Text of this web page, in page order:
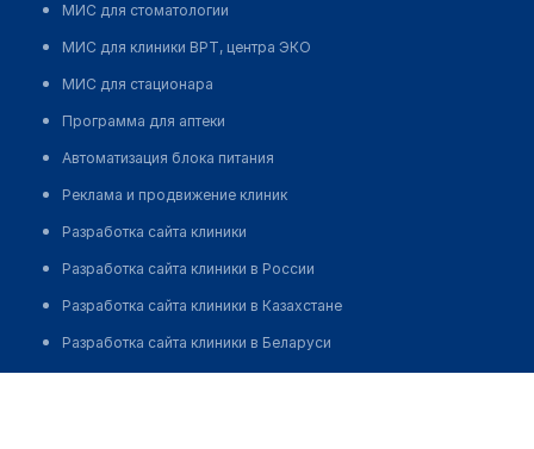
МИС для стоматологии
МИС для клиники ВРТ, центра ЭКО
МИС для стационара
Программа для аптеки
Автоматизация блока питания
Реклама и продвижение клиник
Разработка сайта клиники
Разработка сайта клиники в России
Разработка сайта клиники в Казахстане
Разработка сайта клиники в Беларуси